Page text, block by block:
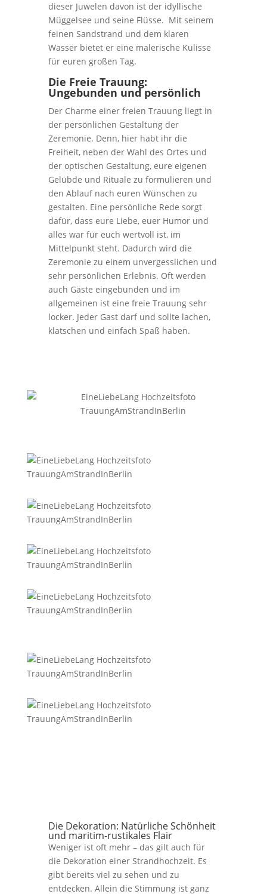
dieser Juwelen davon ist der idyllische
Müggelsee und seine Flüsse. Mit seinem
feinen Sandstrand und dem klaren
Wasser bietet er eine malerische Kulisse
für euren großen Tag.
Die Freie Trauung:
Ungebunden und persönlich
Der Charme einer freien Trauung liegt in
der persönlichen Gestaltung der
Zeremonie. Denn, hier habt ihr die
Freiheit, neben der Wahl des Ortes und
der optischen Gestaltung, eure eigenen
Gelübde und Rituale zu formulieren und
den Ablauf nach euren Wünschen zu
gestalten. Eine persönliche Rede sorgt
dafür, dass eure Liebe, euer Humor und
alles war für euch wertvoll ist, im
Mittelpunkt steht. Dadurch wird die
Zeremonie zu einem unvergesslichen und
sehr persönlichen Erlebnis. Oft werden
auch Gäste eingebunden und im
allgemeinen ist eine freie Trauung sehr
locker. Jeder Gast darf und sollte lachen,
klatschen und einfach Spaß haben.
Die Dekoration: Natürliche Schönheit
und maritim-rustikales Flair
Weniger ist oft mehr – das gilt auch für
die Dekoration einer Strandhochzeit. Es
gibt bereits viel zu sehen und zu
entdecken. Allein die Stimmung ist ganz